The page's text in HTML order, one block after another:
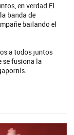
en verdad El
banda de
bailando el
a todos juntos
se fusiona la